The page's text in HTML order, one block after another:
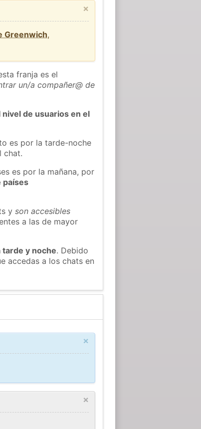
×
Greenwich,
franja es el
un/a compañer@ de
nivel de usuarios en el
es por la tarde-noche
chat.
es por la mañana, por
países
yson accesibles
a las de mayor
y noche. Debido
accedas a los chats en
×
×